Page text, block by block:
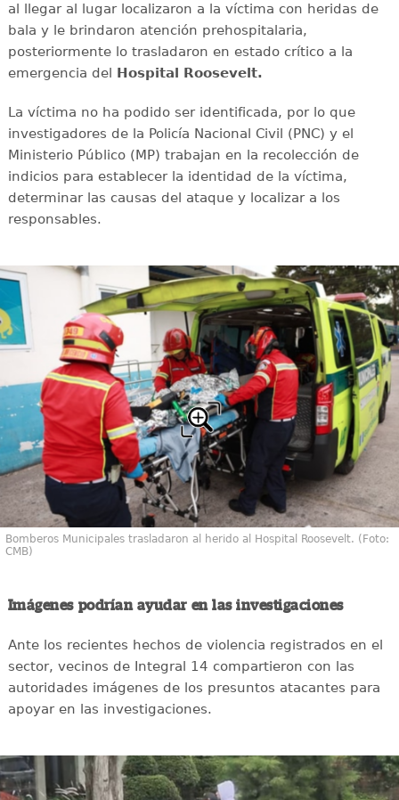
al llegar al lugar localizaron a la víctima con heridas de
bala y le brindaron atención prehospitalaria,
posteriormente lo trasladaron en estado crítico a la
emergencia del
Hospital Roosevelt.
La víctima no ha podido ser identificada, por lo que
investigadores de la Policía Nacional Civil (PNC) y el
Ministerio Público (MP) trabajan en la recolección de
indicios para establecer la identidad de la víctima,
determinar las causas del ataque y localizar a los
responsables.
Bomberos Municipales trasladaron al herido al Hospital Roosevelt. (Foto:
CMB)
Imágenes podrían ayudar en las investigaciones
Ante los recientes hechos de violencia registrados en el
sector, vecinos de Integral 14 compartieron con las
autoridades imágenes de los presuntos atacantes para
apoyar en las investigaciones.